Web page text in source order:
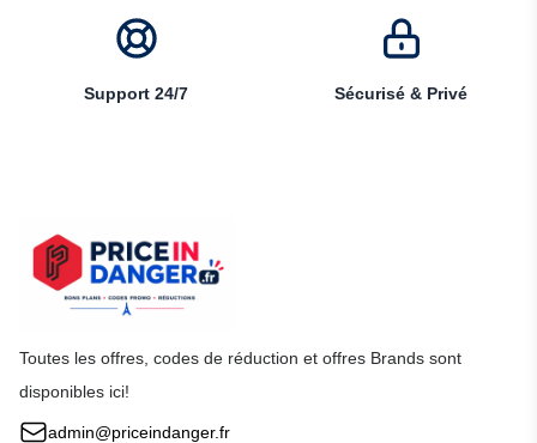
Support 24/7 Sécurisé & Privé
Toutes les offres, codes de réduction et offres Brands sont
disponibles ici!
admin@priceindanger.fr